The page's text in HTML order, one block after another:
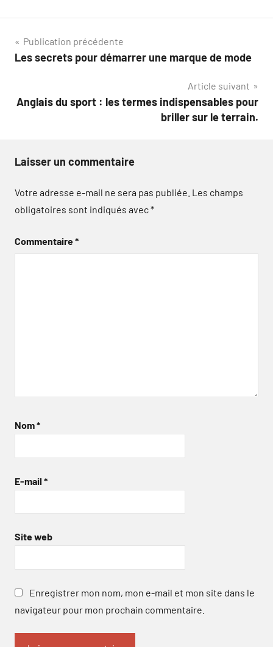
Navigation
de
Publication précédente
Les secrets pour démarrer une marque de mode
Article suivant
Anglais du sport : les termes indispensables pour
briller sur le terrain.
Laisser un commentaire
Votre adresse e-mail ne sera pas publiée. Les champs
obligatoires sont indiqués avec*
Commentaire*
Nom*
E-mail *
Site web
Enregistrer mon nom, mon e-mail et mon site dans le
navigateur pour mon prochain commentaire.